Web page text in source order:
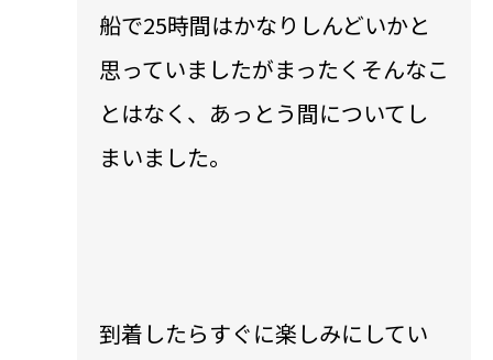
船で25時間はかなりしんどいかと
思っていましたがまったくそんなこ
とはなく、あっとう間についてし
まいました。
到着したらすぐに楽しみにしてい